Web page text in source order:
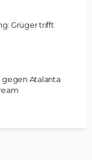
Grüger trifft
gegen Atalanta